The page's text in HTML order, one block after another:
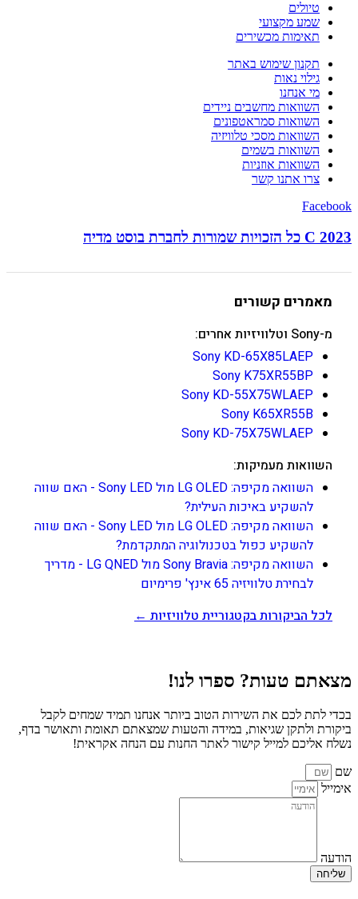
טיולים
שמע מקצועי
תאימות מכשירים
תקנון שימוש באתר
גילוי נאות
מי אנחנו
השוואות מחשבים ניידים
השוואות סמראטפונים
השוואות מסכי טלוויזיה
השוואות בשמים
השוואות אוזניות
צרו אתנו קשר
Facebook
C 2023 כל הזכויות שמורות לחברת בוסט מדיה
מאמרים קשורים
מ-Sony וטלוויזיות אחרים:
Sony KD-65X85LAEP
Sony K75XR55BP
Sony KD-55X75WLAEP
Sony K65XR55B
Sony KD-75X75WLAEP
השוואות מעמיקות:
השוואה מקיפה: LG OLED מול Sony LED - האם שווה
להשקיע באיכות העילית?
השוואה מקיפה: LG OLED מול Sony LED - האם שווה
להשקיע כפול בטכנולוגיה המתקדמת?
השוואה מקיפה: Sony Bravia מול LG QNED - מדריך
לבחירת טלוויזיה 65 אינץ' פרימיום
לכל הביקורות בקטגוריית טלוויזיות ←
מצאתם טעות? ספרו לנו!
בכדי לתת לכם את השירות הטוב ביותר אנחנו תמיד שמחים לקבל
ביקורת ולתקן שגיאות, במידה והטעות שמצאתם תאומת ותאושר בדף,
נשלח אליכם למייל קישור לאתר החנות עם הנחה אקראית!
שם
אימייל
הודעה
שליחה